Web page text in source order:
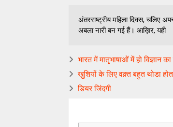
अंतरराष्ट्रीय महिला दिवस, चलिए
अबला नारी बन गई हैं। आख़िर, यही
भारत में मातृभाषाओं में हो विज्ञान
खुशियों के लिए वक़्त बहुत थोडा
डियर जिंदगी